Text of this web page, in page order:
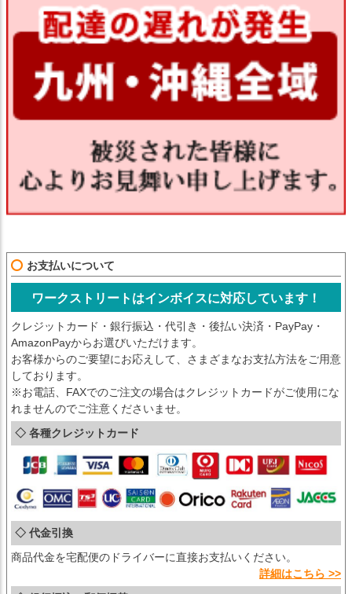
お支払いについて
ワークストリートはインボイスに対応しています！
クレジットカード・銀行振込・代引き・後払い決済・PayPay・
AmazonPayからお選びいただけます。
お客様からのご要望にお応えして、さまざまなお支払方法をご用意
しております。
※お電話、FAXでのご注文の場合はクレジットカードがご使用にな
れませんのでご注意くださいませ。
◇ 各種クレジットカード
◇ 代金引換
商品代金を宅配便のドライバーに直接お支払いください。
詳細はこちら >>